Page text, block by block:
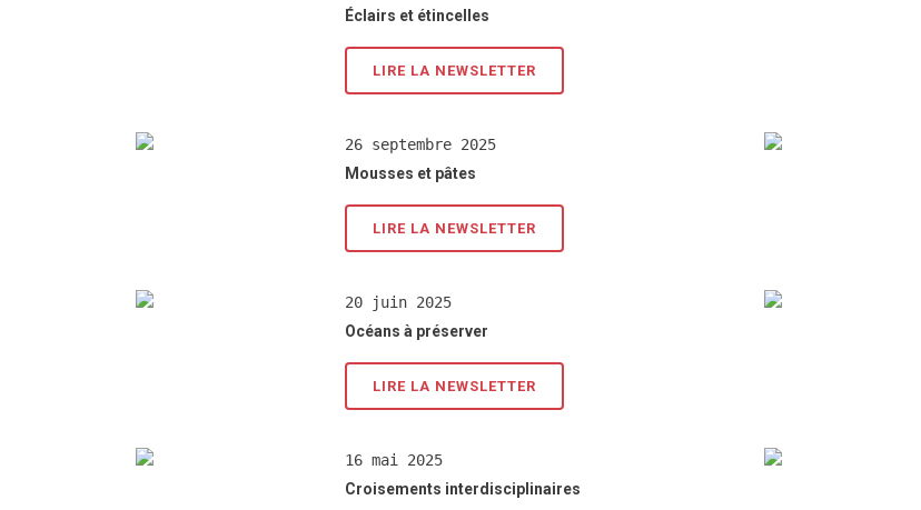
Éclairs et étincelles
LIRE LA NEWSLETTER
26 septembre 2025
Mousses et pâtes
LIRE LA NEWSLETTER
20 juin 2025
Océans à préserver
LIRE LA NEWSLETTER
16 mai 2025
Croisements interdisciplinaires